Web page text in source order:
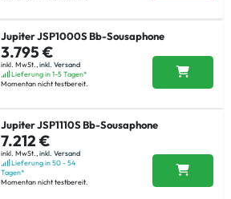
Jupiter JSP1000S Bb-Sousaphone
3.795 €
inkl. MwSt., inkl. Versand
Lieferung in 1-5 Tagen*
Momentan nicht testbereit.
Jupiter JSP1110S Bb-Sousaphone
7.212 €
inkl. MwSt., inkl. Versand
Lieferung in 50 - 54
Tagen*
Momentan nicht testbereit.